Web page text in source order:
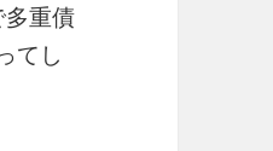
重債
てし